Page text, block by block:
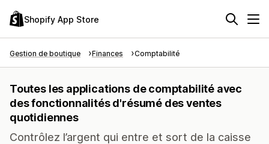
Shopify App Store
Gestion de boutique Finances Comptabilité
Toutes les applications de comptabilité avec
des fonctionnalités d'résumé des ventes
quotidiennes
Contrôlez l’argent qui entre et sort de la caisse